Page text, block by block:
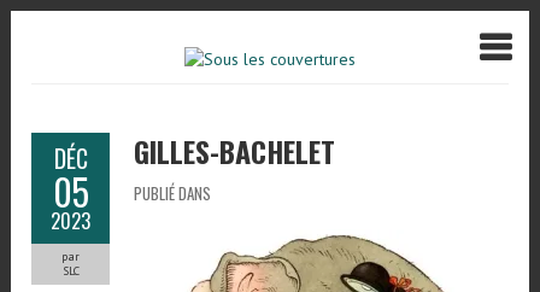
DÉC
05
2023
par
SLC
GILLES-BACHELET
PUBLIÉ DANS